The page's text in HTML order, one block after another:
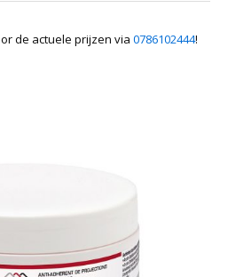
de actuele prijzen via 0786102444!